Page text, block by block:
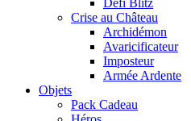
Défi Blitz
Crise au Château
Archidémon
Avaricificateur
Imposteur
Armée Ardente
Objets
Pack Cadeau